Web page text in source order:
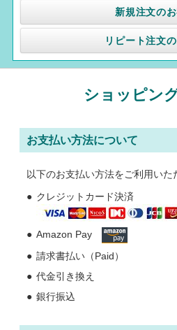
新規注文の
リピート注文
ショッピン
お支払い方法について
以下のお支払い方法をご利用いた
クレジットカード決済
Amazon Pay
請求書払い（Paid）
代金引き換え
銀行振込